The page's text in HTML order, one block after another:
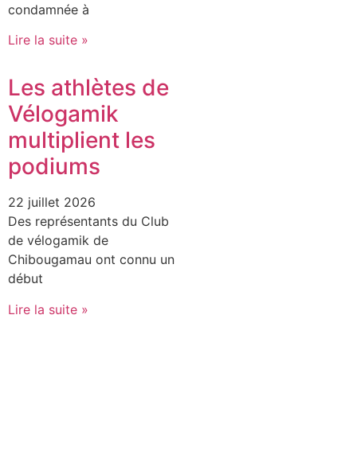
condamnée à
Lire la suite »
Les athlètes de
Vélogamik
multiplient les
podiums
22 juillet 2026
Des représentants du Club
de vélogamik de
Chibougamau ont connu un
début
Lire la suite »